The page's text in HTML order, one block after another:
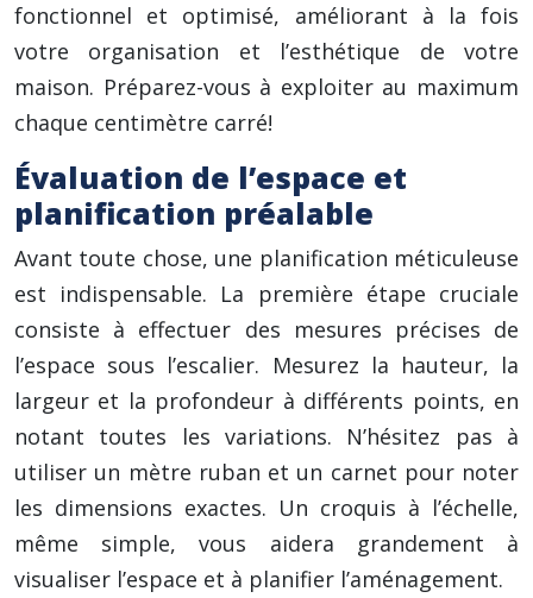
fonctionnel et optimisé, améliorant à la fois
votre organisation et l’esthétique de votre
maison. Préparez-vous à exploiter au maximum
chaque centimètre carré!
Évaluation de l’espace et
planification préalable
Avant toute chose, une planification méticuleuse
est indispensable. La première étape cruciale
consiste à effectuer des mesures précises de
l’espace sous l’escalier. Mesurez la hauteur, la
largeur et la profondeur à différents points, en
notant toutes les variations. N’hésitez pas à
utiliser un mètre ruban et un carnet pour noter
les dimensions exactes. Un croquis à l’échelle,
même simple, vous aidera grandement à
visualiser l’espace et à planifier l’aménagement.